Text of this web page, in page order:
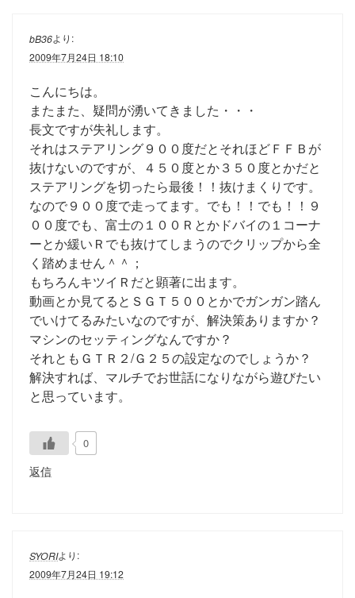
bB36より:
2009年7月24日 18:10
こんにちは。
またまた、疑問が湧いてきました・・・
長文ですが失礼します。
それはステアリング９００度だとそれほどＦＦＢが
抜けないのですが、４５０度とか３５０度とかだと
ステアリングを切ったら最後！！抜けまくりです。
なので９００度で走ってます。でも！！でも！！９
００度でも、富士の１００Ｒとかドバイの１コーナ
ーとか緩いＲでも抜けてしまうのでクリップから全
く踏めません＾＾；
もちろんキツイＲだと顕著に出ます。
動画とか見てるとＳＧＴ５００とかでガンガン踏ん
でいけてるみたいなのですが、解決策ありますか？
マシンのセッティングなんですか？
それともＧＴＲ２/Ｇ２５の設定なのでしょうか？
解決すれば、マルチでお世話になりながら遊びたい
と思っています。
0
返信
SYORIより:
2009年7月24日 19:12